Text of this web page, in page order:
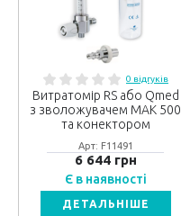
0 відгуків
Витратомір RS або Qmed
з зволожувачем MAK 500
та конектором
Арт: F11491
6 644 грн
Є в наявності
ДЕТАЛЬНІШЕ